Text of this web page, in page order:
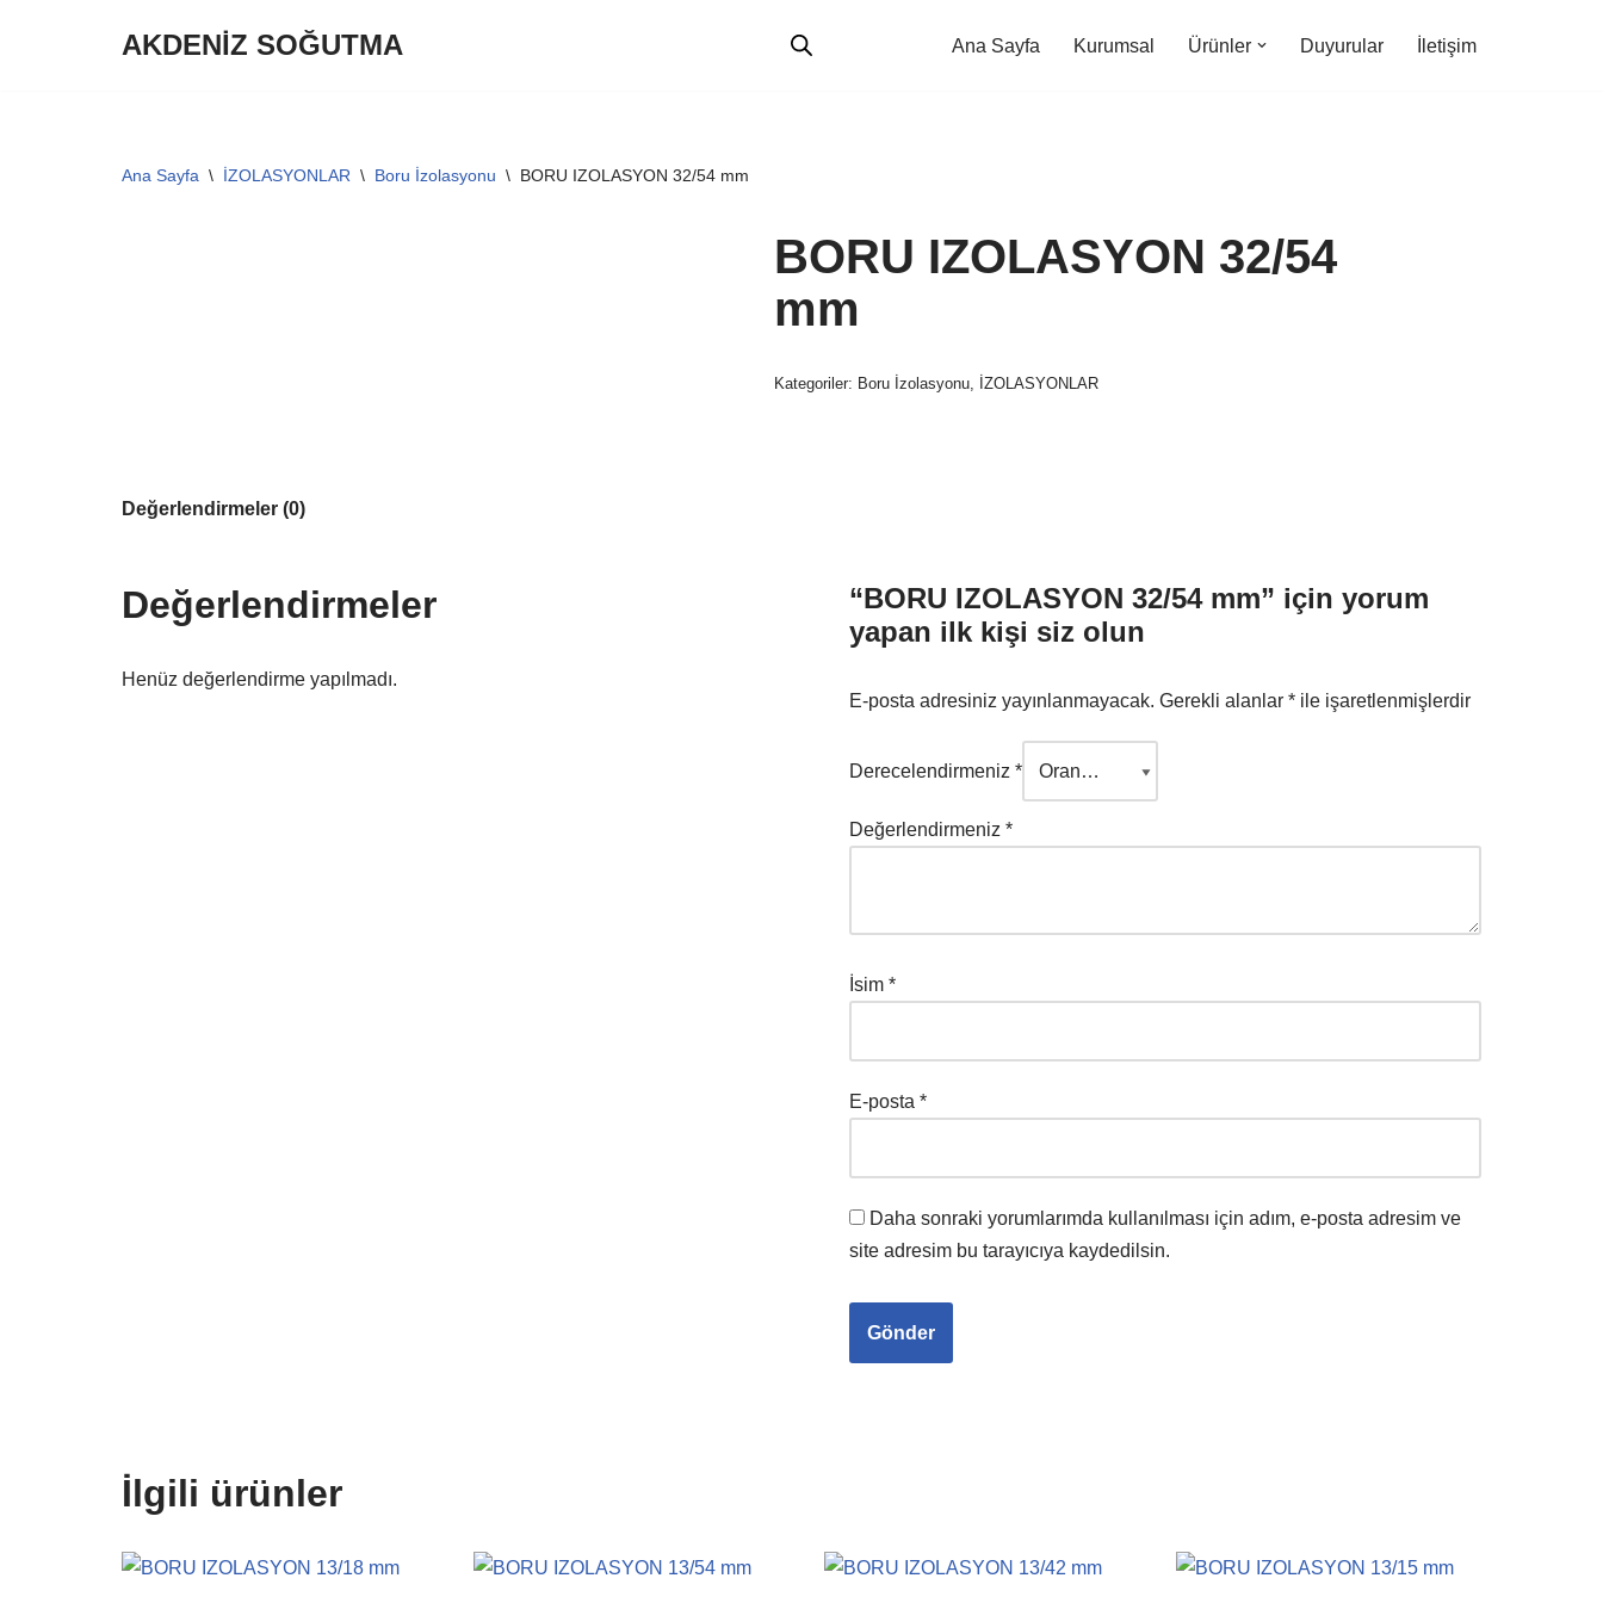
AKDENİZ SOĞUTMA Ana Sayfa Kurumsal Ürünler Duyurular İletişim
Ana Sayfa \ İZOLASYONLAR \ Boru İzolasyonu \ BORU IZOLASYON 32/54 mm
BORU IZOLASYON 32/54
mm
Kategoriler: Boru İzolasyonu, İZOLASYONLAR
Değerlendirmeler (0)
Değerlendirmeler
Henüz değerlendirme yapılmadı.
“BORU IZOLASYON 32/54 mm” için yorum
yapan ilk kişi siz olun
E-posta adresiniz yayınlanmayacak. Gerekli alanlar * ile işaretlenmişlerdir
Derecelendirmeniz *
Değerlendirmeniz *
İsim *
E-posta *
Daha sonraki yorumlarımda kullanılması için adım, e-posta adresim ve
site adresim bu tarayıcıya kaydedilsin.
İlgili ürünler